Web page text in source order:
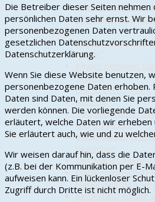
Adventstreffen in
Altgemeinde
2024
Vortrag "Munster
Militär"
Trauen
Chic in den Frühling
Vortrag
und E-Rezept"
Boule-Saison in
begonnen
Der Mai ist
Dorfgemeinschaft
Nationalelf zum
Kinderfahrradtour
Die Betreiber dieser Seiten nehmen
persönlichen Daten sehr ernst. Wir
personenbezogenen Daten
gesetzlichen
Datenschutzerklärung.
Wenn Sie diese Website benutzen,
personenbezogene Daten erhoben.
Daten sind Daten, mit denen Sie
werden können. Die vorliegende
erläutert, welche Daten wir erheben
Sie erläutert auch, wie und zu
Wir weisen darauf hin, dass die
(z.B. bei der Kommunikation per E-
aufweisen kann. Ein lückenloser
Zugriff durch Dritte ist nicht möglich.